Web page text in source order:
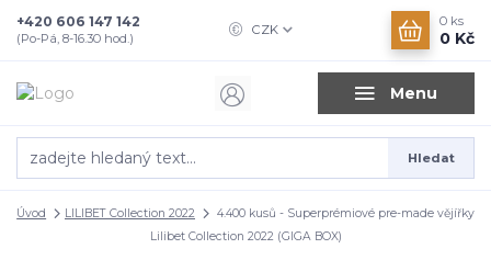
Menu
CZK
Hledat
+420 606 147 142
(Po-Pá, 8-16.30 hod.)
0 ks
0 Kč
Úvod LILIBET Collection 2022
4.400 kusů - Superprémiové pre-made vějířky
Lilibet Collection 2022 (GIGA BOX)